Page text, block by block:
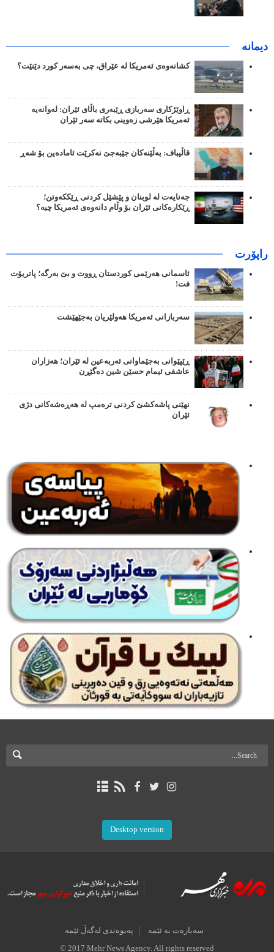
دیمانە
کشانەوەی ئەمریکا لە عێراق، چی بەسەر کورد دێنێت؟
ڕاوێژکاری سەربازی ڕێبەری باڵای ئێران: لەوانەیە
ئەمریکا هێرشی زەوینی بکاتە سەر ئێران
قاڵیباف: بەڵێنەکان جێبەجێ نەکرێت ئامادەین بۆ شەڕ
جەنایەت لە لوبنان و پێشێل کردنی ڕێککەوتن؛
ڕێکارەکانی ئێران بۆ وڵام دانەوەی ئەمریکا چیە؟
راپۆرت
ئاسمانی هەرێمی کوردستان ڕووت و بێ بەرگە؛ پاتریۆت
فت!
سەربازانی ئەمریکا هەولێریان بەجێهێشت
ڕێپێوانی بەجێماوانی ئەربەعین لە ئێران؛ هەزاران
عاشقی ئیمام حسێن شین دەگێڕن
نهێنی پاشەکشێ کردنی ترەمپ لە هەڕەشەکانی دژی
ئێران
Desktop version
سەبارەت بە ئێمە پەیوەندی لەگەڵ ئێمە
© 2017 Mehr News Agency. All rights reserved